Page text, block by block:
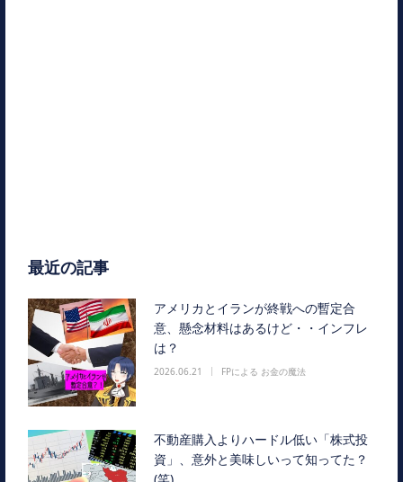
最近の記事
アメリカとイランが終戦への暫定合
意、懸念材料はあるけど・・インフレ
は？
2026.06.21 FPによる お金の魔法
不動産購入よりハードル低い「株式投
資」、意外と美味しいって知ってた？